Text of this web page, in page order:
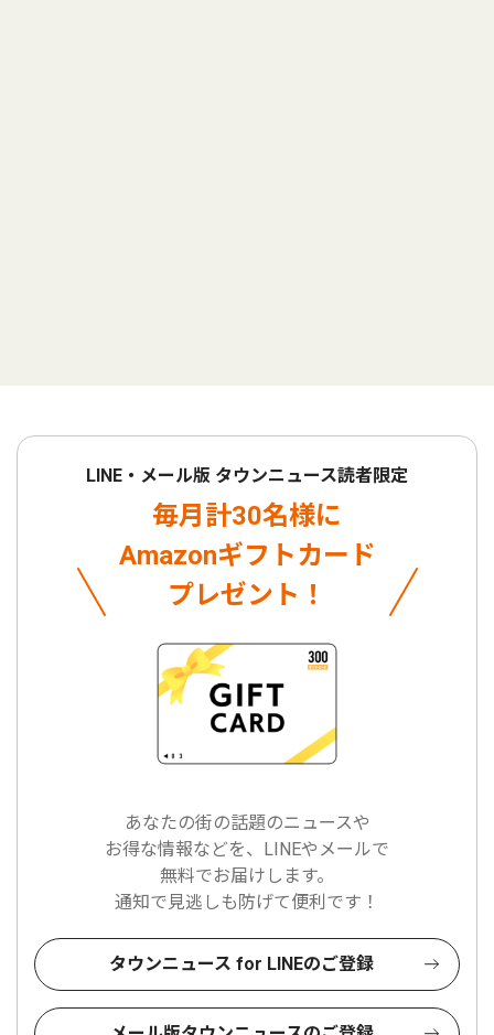
LINE・メール版 タウンニュース読者限定
毎月計30名様に
Amazonギフトカード
プレゼント！
あなたの街の話題のニュースや
お得な情報などを、LINEやメールで
無料でお届けします。
通知で見逃しも防げて便利です！
タウンニュース for LINEのご登録